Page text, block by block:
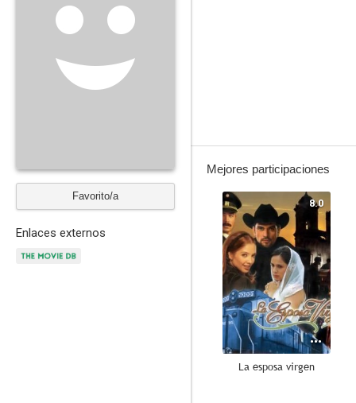
Favorito/a
Enlaces externos
Mejores participaciones
8.0
La esposa virgen